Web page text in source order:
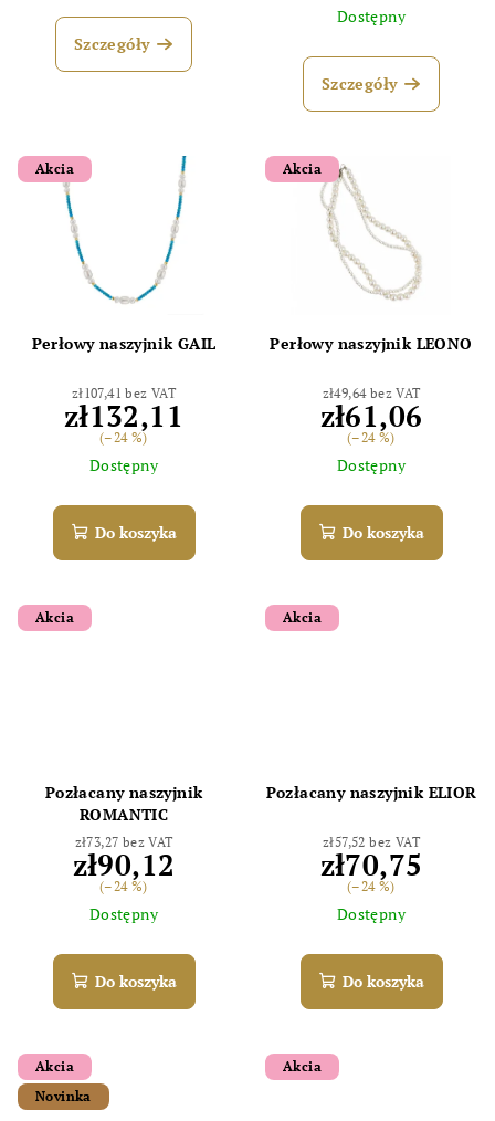
Szczegóły
Dostępny
Szczegóły
Akcia
Perłowy naszyjnik GAIL
zł107,41 bez VAT
zł132,11
(–24 %)
Dostępny
Do koszyka
Akcia
Perłowy naszyjnik LEONO
zł49,64 bez VAT
zł61,06
(–24 %)
Dostępny
Do koszyka
Akcia
Pozłacany naszyjnik
ROMANTIC
zł73,27 bez VAT
zł90,12
(–24 %)
Dostępny
Do koszyka
Akcia
Pozłacany naszyjnik ELIOR
zł57,52 bez VAT
zł70,75
(–24 %)
Dostępny
Do koszyka
Akcia
Novinka
Akcia
Powered by chaterimo